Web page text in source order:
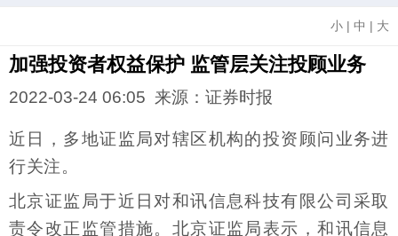
小 | 中 | 大
加强投资者权益保护 监管层关注投顾业务
2022-03-24 06:05 来源：证券时报
近日，多地证监局对辖区机构的投资顾问业务进
行关注。
北京证监局于近日对和讯信息科技有限公司采取
责令改正监管措施。北京证监局表示，和讯信息